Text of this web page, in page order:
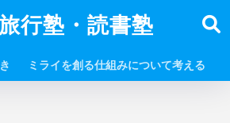
行塾・読書塾
ミライを創る仕組みについて考える